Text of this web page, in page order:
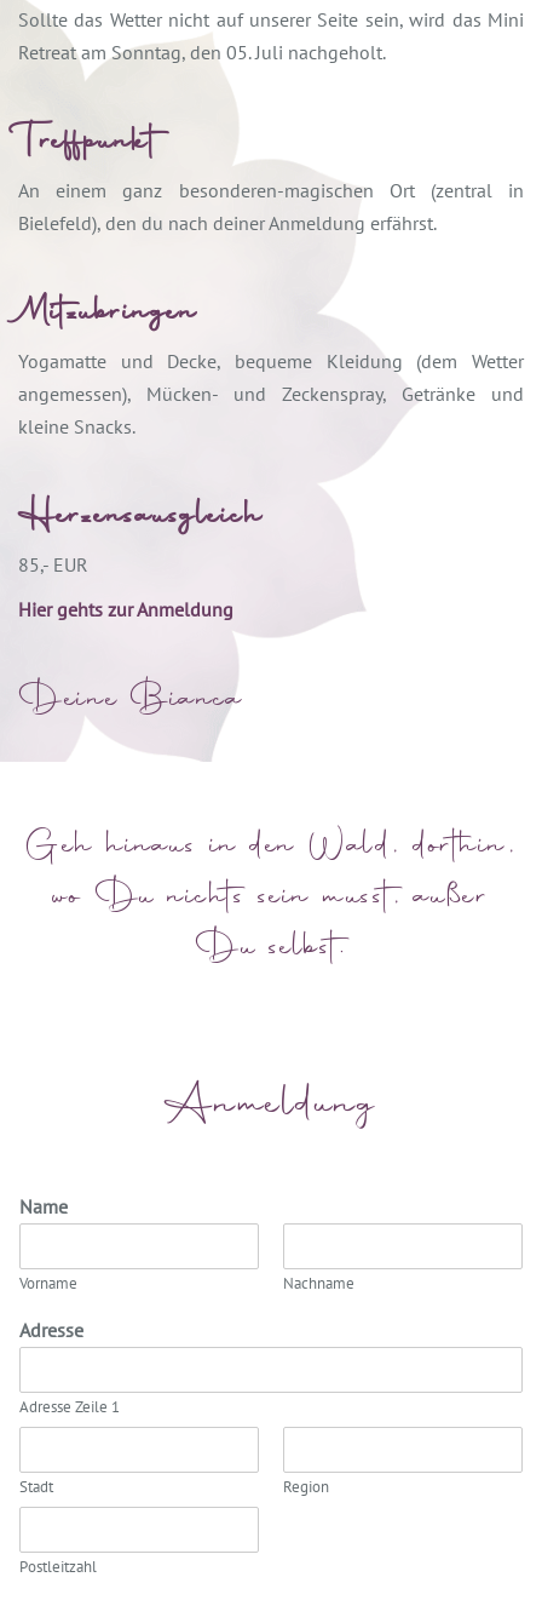
Sollte das Wetter nicht auf unserer Seite sein, wird das Mini
Retreat am Sonntag, den 05. Juli nachgeholt.
Treffpunkt
An einem ganz besonderen-magischen Ort (zentral in
Bielefeld), den du nach deiner Anmeldung erfährst.
Mitzubringen
Yogamatte und Decke, bequeme Kleidung (dem Wetter
angemessen), Mücken- und Zeckenspray, Getränke und
kleine Snacks.
Herzensausgleich
85,- EUR
Hier gehts zur Anmeldung
Deine Bianca
Geh hinaus in den Wald, dorthin,
wo Du nichts sein musst, außer
Du selbst.
Anmeldung
Name
Vorname Nachname
Adresse
Adresse Zeile 1
Stadt Region
Postleitzahl